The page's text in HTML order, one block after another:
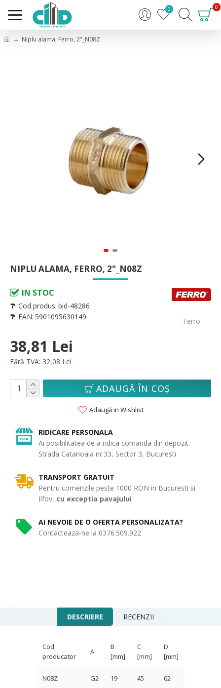
0 0
Niplu alama, Ferro, 2"_N08Z
NIPLU ALAMA, FERRO, 2"_N08Z
IN STOC
Cod produs: bid-48286
EAN: 5901095630149 Ferro
38,81 Lei
Fără TVA: 32,08 Lei
ADAUGĂ ÎN COŞ
Adaugă in Wishlist
RIDICARE PERSONALA
Ai posibilitatea de a ridica comanda din depozit.
Strada Catanoaia nr.33, Sector 3, Bucuresti
TRANSPORT GRATUIT
Pentru comenzile peste 1000 RON in Bucuresti si
Ilfov, cu exceptia pavajului
AI NEVOIE DE O OFERTA PERSONALIZATA?
Contacteaza-ne la 0376.509.922
DESCRIERE RECENZII
Cod
producator
A
B
[mm]
C
[mm]
D
[mm]
N08Z G2 19 45 62